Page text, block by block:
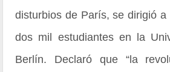
disturbios de París, se dirigió
dos mil estudiantes en la
Berlín. Declaró que “la